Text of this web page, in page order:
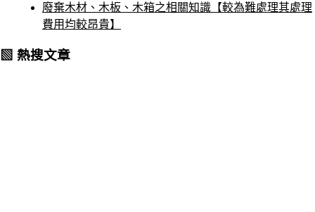
廢棄木材、木板、木箱之相關知識【較為難處理其處理
費用均較昂貴】
▧ 熱搜文章